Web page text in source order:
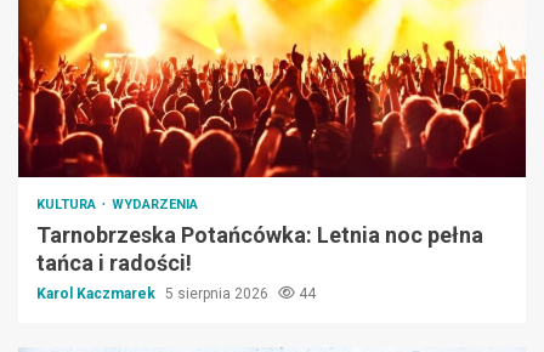
KULTURA WYDARZENIA
Tarnobrzeska Potańcówka: Letnia noc pełna
tańca i radości!
Karol Kaczmarek 5 sierpnia 2026 44